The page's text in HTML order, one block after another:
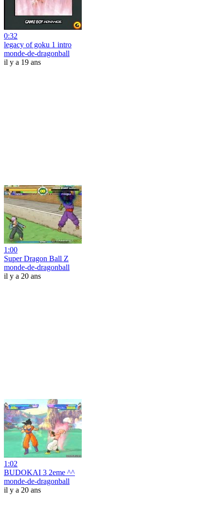
0:32
legacy of goku 1 intro
monde-de-dragonball
il y a 19 ans
1:00
Super Dragon Ball Z
monde-de-dragonball
il y a 20 ans
1:02
BUDOKAI 3 2eme ^^
monde-de-dragonball
il y a 20 ans